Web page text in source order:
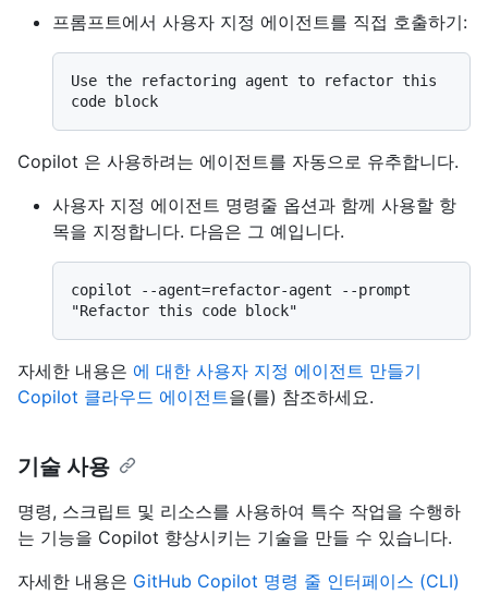
프롬프트에서 사용자 지정 에이전트를 직접 호출하기:
Use the refactoring agent to refactor this
Copilot 은 사용하려는 에이전트를 자동으로 유추합니다.
사용자 지정 에이전트 명령줄 옵션과 함께 사용할 항
목을 지정합니다. 다음은 그 예입니다.
copilot --agent=refactor-agent --prompt
자세한 내용은 에 대한 사용자 지정 에이전트 만들기
Copilot 클라우드 에이전트을(를) 참조하세요.
기술 사용
명령, 스크립트 및 리소스를 사용하여 특수 작업을 수행하
는 기능을 Copilot 향상시키는 기술을 만들 수 있습니다.
자세한 내용은 GitHub Copilot 명령 줄 인터페이스 (CLI)